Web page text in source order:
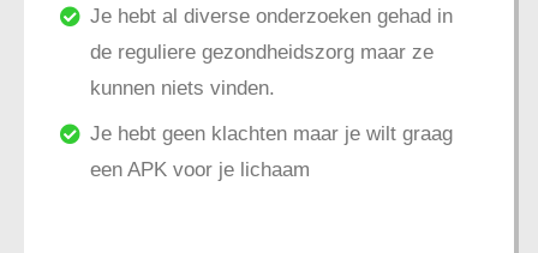
Je hebt al diverse onderzoeken gehad in
de reguliere gezondheidszorg maar ze
kunnen niets vinden.
Je hebt geen klachten maar je wilt graag
een APK voor je lichaam